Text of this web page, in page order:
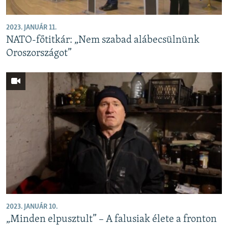
2023. JANUÁR 11.
NATO-főtitkár: „Nem szabad alábecsülnünk
Oroszországot”
2023. JANUÁR 10.
„Minden elpusztult” – A falusiak élete a fronton